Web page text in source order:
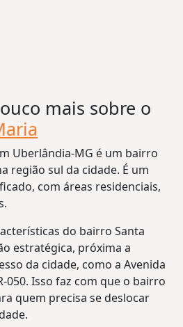
mais sobre o
Uberlândia-MG é um bairro
região sul da cidade. É um
com áreas residenciais,
do bairro Santa
estratégica, próxima a
da cidade, como a Avenida
050. Isso faz com que o bairro
quem precisa se deslocar